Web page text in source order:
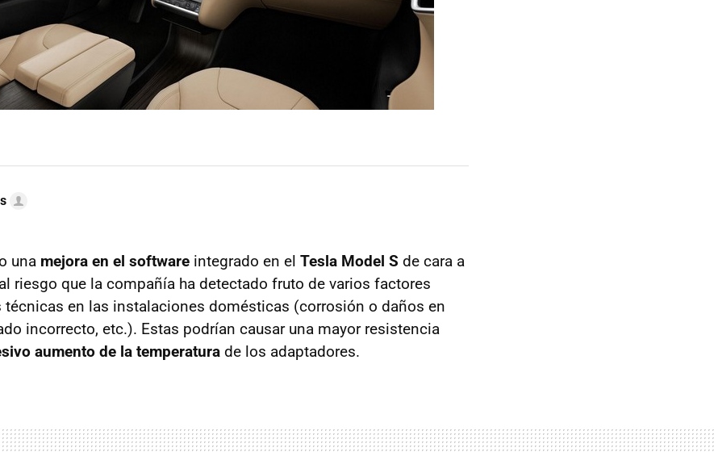
una mejora en el software integrado en el Tesla Model S de cara a
riesgo que la compañía ha detectado fruto de varios factores
en las instalaciones domésticas (corrosión o daños en
incorrecto, etc.). Estas podrían causar una mayor resistencia
aumento de la temperatura de los adaptadores.